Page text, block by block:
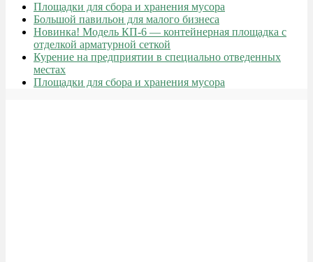
Площадки для сбора и хранения мусора
Большой павильон для малого бизнеса
Новинка! Модель КП-6 — контейнерная площадка с
отделкой арматурной сеткой
Курение на предприятии в специально отведенных
местах
Площадки для сбора и хранения мусора